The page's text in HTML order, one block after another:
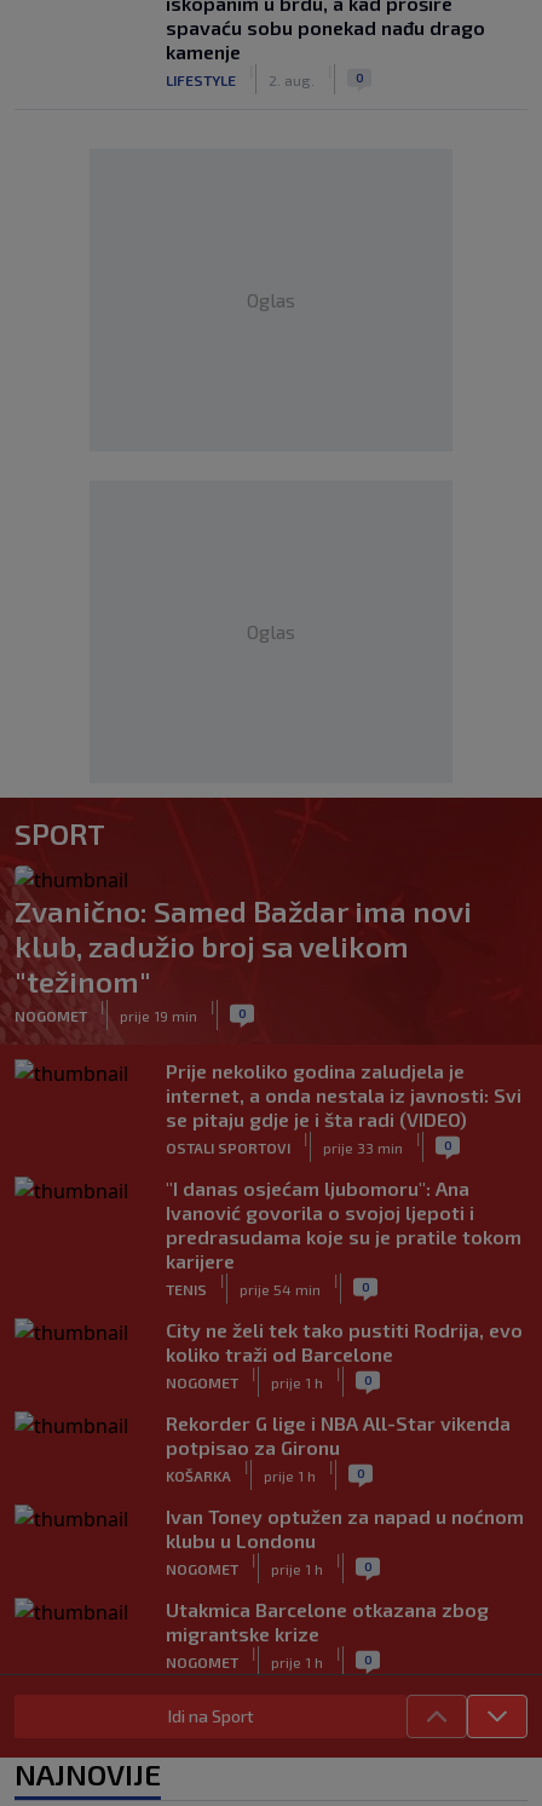
spavaću sobu ponekad nađu drago
kamenje
LIFESTYLE 2. aug. 0
Oglas
Oglas
SPORT
Zvanično: Samed Baždar ima novi
klub, zadužio broj sa velikom
"težinom"
NOGOMET
|
prije 19 min
| 0
Prije nekoliko godina zaludjela je
internet, a onda nestala iz javnosti: Svi
se pitaju gdje je i šta radi (VIDEO)
OSTALI SPORTOVI
|
prije 33 min
| 0
"I danas osjećam ljubomoru": Ana
Ivanović govorila o svojoj ljepoti i
predrasudama koje su je pratile tokom
karijere
TENIS
|
prije 54 min
| 0
City ne želi tek tako pustiti Rodrija, evo
koliko traži od Barcelone
NOGOMET
|
prije 1 h
| 0
Rekorder G lige i NBA All-Star vikenda
potpisao za Gironu
KOŠARKA
|
prije 1 h
| 0
Ivan Toney optužen za napad u noćnom
klubu u Londonu
NOGOMET
|
prije 1 h
| 0
Utakmica Barcelone otkazana zbog
migrantske krize
NOGOMET
|
prije 1 h
| 0
FS Norveške poručio Infantinu: Odlazi,
odmah!
NOGOMET prije 1 h
Idi na Sport
NAJNOVIJE